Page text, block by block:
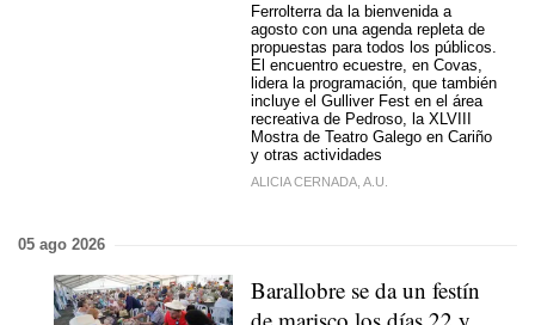
Ferrolterra da la bienvenida a
agosto con una agenda repleta de
propuestas para todos los públicos.
El encuentro ecuestre, en Covas,
lidera la programación, que también
incluye el Gulliver Fest en el área
recreativa de Pedroso, la XLVIII
Mostra de Teatro Galego en Cariño
y otras actividades
ALICIA CERNADA, A.U.
05 ago 2026
Barallobre se da un festín